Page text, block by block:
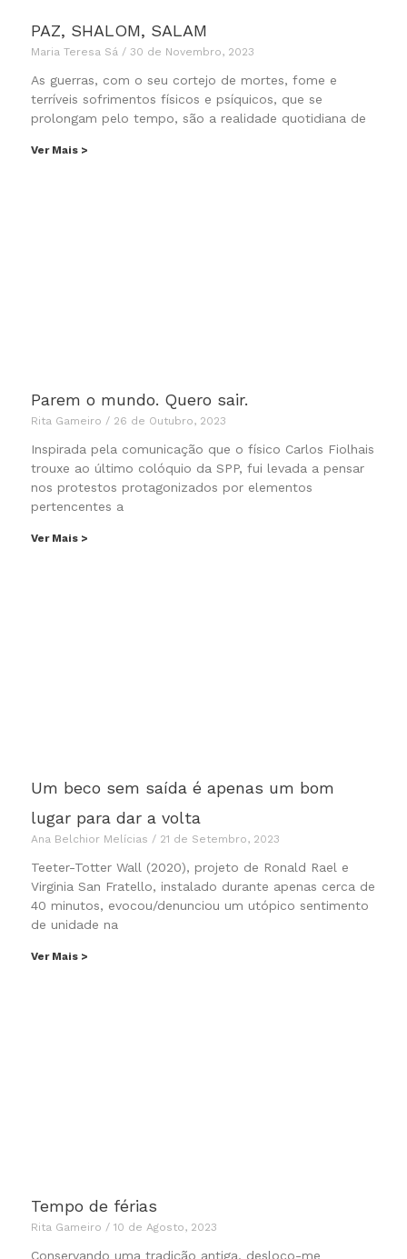
PAZ, SHALOM, SALAM
Maria Teresa Sá 30 de Novembro, 2023
As guerras, com o seu cortejo de mortes, fome e
terríveis sofrimentos físicos e psíquicos, que se
prolongam pelo tempo, são a realidade quotidiana de
Ver Mais >
Parem o mundo. Quero sair.
Rita Gameiro 26 de Outubro, 2023
Inspirada pela comunicação que o físico Carlos Fiolhais
trouxe ao último colóquio da SPP, fui levada a pensar
nos protestos protagonizados por elementos
pertencentes a
Ver Mais >
Um beco sem saída é apenas um bom
lugar para dar a volta
Ana Belchior Melícias 21 de Setembro, 2023
Teeter-Totter Wall (2020), projeto de Ronald Rael e
Virginia San Fratello, instalado durante apenas cerca de
40 minutos, evocou/denunciou um utópico sentimento
de unidade na
Ver Mais >
Tempo de férias
Rita Gameiro 10 de Agosto, 2023
Conservando uma tradição antiga, desloco-me